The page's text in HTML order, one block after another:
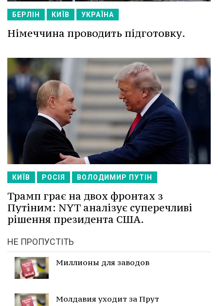
БЕРЛІН КИЇВ УКРАЇНА
Німеччина проводить підготовку.
КИЇВ РОСІЯ ВОЛОДИМИР ПУТІН
Трамп грає на двох фронтах з
Путіним: NYT аналізує суперечливі
рішення президента США.
НЕ ПРОПУСТІТЬ
Миллионы для заводов
Молдавия уходит за Прут